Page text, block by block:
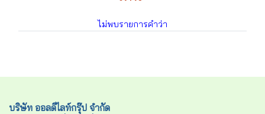
ไม่พบรายการคำว่า
บริษัท ออลดีไลท์กรุ๊ป จำกัด